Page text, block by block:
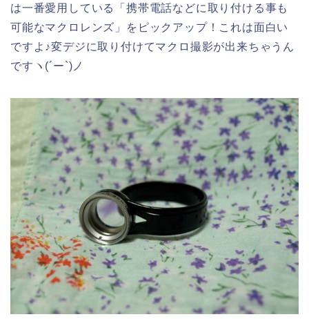
は一番愛用している「携帯電話などに取り付ける事も
可能なマクロレンズ」をピックアップ！これは面白い
ですよ♪変デジに取り付けてマクロ撮影が出来ちゃうん
ですヽ(´ー`)ノ